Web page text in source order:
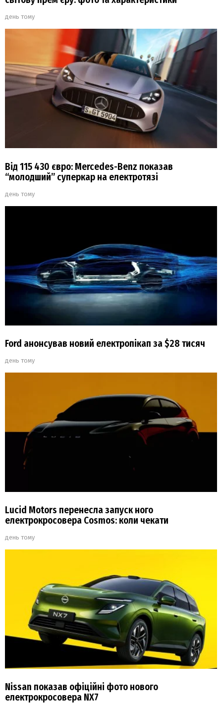
день тому
Від 115 430 євро: Mercedes-Benz показав
“молодший” суперкар на електротязі
день тому
Ford анонсував новий електропікап за $28 тисяч
день тому
Lucid Motors перенесла запуск ного
електрокросовера Cosmos: коли чекати
день тому
Nissan показав офіційні фото нового
електрокросовера NX7